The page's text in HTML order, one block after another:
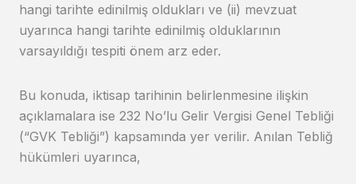
hangi tarihte edinilmiş oldukları ve (ii) mevzuat
uyarınca hangi tarihte edinilmiş olduklarının
varsayıldığı tespiti önem arz eder.
Bu konuda, iktisap tarihinin belirlenmesine ilişkin
açıklamalara ise 232 No’lu Gelir Vergisi Genel Tebliği
(“GVK Tebliği”) kapsamında yer verilir. Anılan Tebliğ
hükümleri uyarınca,